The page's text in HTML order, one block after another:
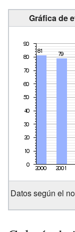
Gráfica de
Datos según el